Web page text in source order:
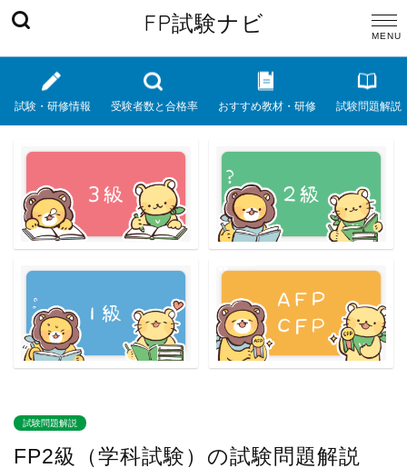
FP試験ナビ
試験・研修情報 受験者数と合格率 おすすめ教材・研修 試験問題解説
試験問題解説
FP2級（学科試験）の試験問題解説